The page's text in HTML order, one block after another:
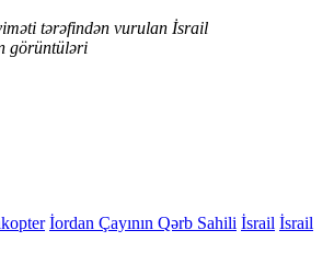
tərəfindən vurulan İsrail
görüntüləri
İordan Çayının Qərb Sahili İsrail İsrail